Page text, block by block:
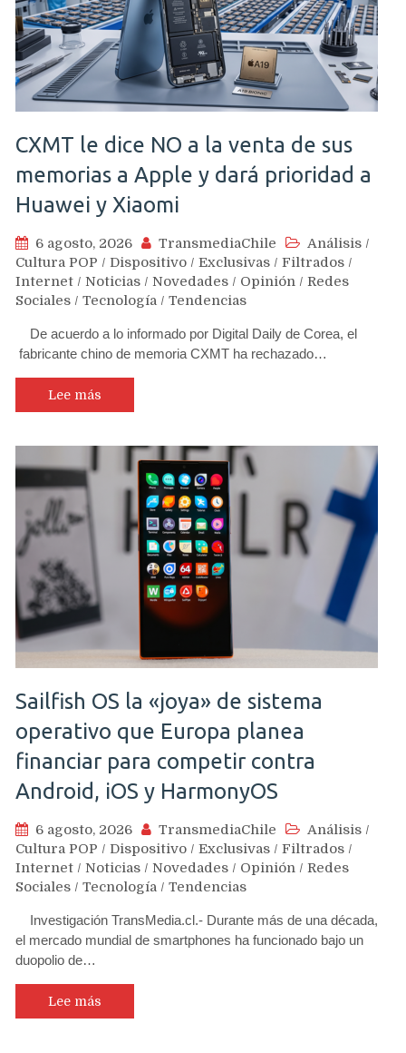
CXMT le dice NO a la venta de sus
memorias a Apple y dará prioridad a
Huawei y Xiaomi
6 agosto, 2026 TransmediaChile Análisis /
Cultura POP / Dispositivo / Exclusivas / Filtrados /
Internet / Noticias / Novedades / Opinión / Redes
Sociales / Tecnología / Tendencias
De acuerdo a lo informado por Digital Daily de Corea, el
fabricante chino de memoria CXMT ha rechazado…
Lee más
Sailfish OS la «joya» de sistema
operativo que Europa planea
financiar para competir contra
Android, iOS y HarmonyOS
6 agosto, 2026 TransmediaChile Análisis /
Cultura POP / Dispositivo / Exclusivas / Filtrados /
Internet / Noticias / Novedades / Opinión / Redes
Sociales / Tecnología / Tendencias
Investigación TransMedia.cl.- Durante más de una década,
el mercado mundial de smartphones ha funcionado bajo un
duopolio de…
Lee más